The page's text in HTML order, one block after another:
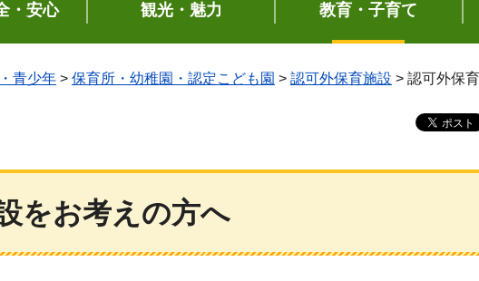
・安心 観光・魅力 教育・子育て
青少年 > 保育所・幼稚園・認定こども園 > 認可外保育施設 > 認可外保
をお考えの方へ